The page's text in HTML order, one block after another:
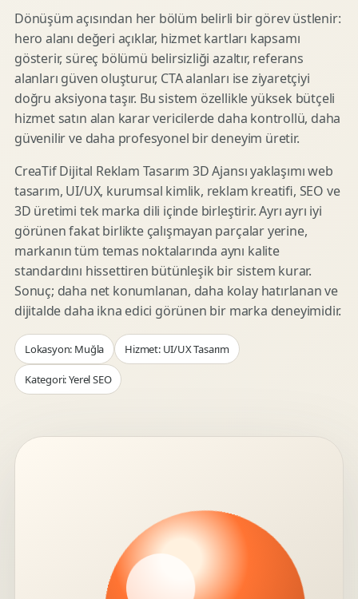
Dönüşüm açısından her bölüm belirli bir görev üstlenir:
hero alanı değeri açıklar, hizmet kartları kapsamı
gösterir, süreç bölümü belirsizliği azaltır, referans
alanları güven oluşturur, CTA alanları ise ziyaretçiyi
doğru aksiyona taşır. Bu sistem özellikle yüksek bütçeli
hizmet satın alan karar vericilerde daha kontrollü, daha
güvenilir ve daha profesyonel bir deneyim üretir.
CreaTif Dijital Reklam Tasarım 3D Ajansı yaklaşımı web
tasarım, UI/UX, kurumsal kimlik, reklam kreatifi, SEO ve
3D üretimi tek marka dili içinde birleştirir. Ayrı ayrı iyi
görünen fakat birlikte çalışmayan parçalar yerine,
markanın tüm temas noktalarında aynı kalite
standardını hissettiren bütünleşik bir sistem kurar.
Sonuç; daha net konumlanan, daha kolay hatırlanan ve
dijitalde daha ikna edici görünen bir marka deneyimidir.
Lokasyon: Muğla Hizmet: UI/UX Tasarım
Kategori: Yerel SEO